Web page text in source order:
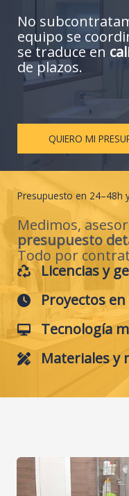
No
equipo se
se traduce en
de plazos.
QUIERO MI
Presupuesto en 24–48h
Medimos,
presupuesto
Todo por
Licencias y
Proyectos
Tecnología
Materiales y